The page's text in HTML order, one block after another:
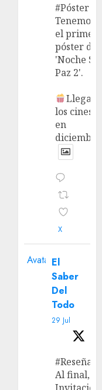
#Póster
Tenemos
el primer
póster de
'Noche
Paz 2'.
Llega a
los cines
en
X
Avatar El
Saber
Del
Todo
29 Jul
#Reseña
Al final,